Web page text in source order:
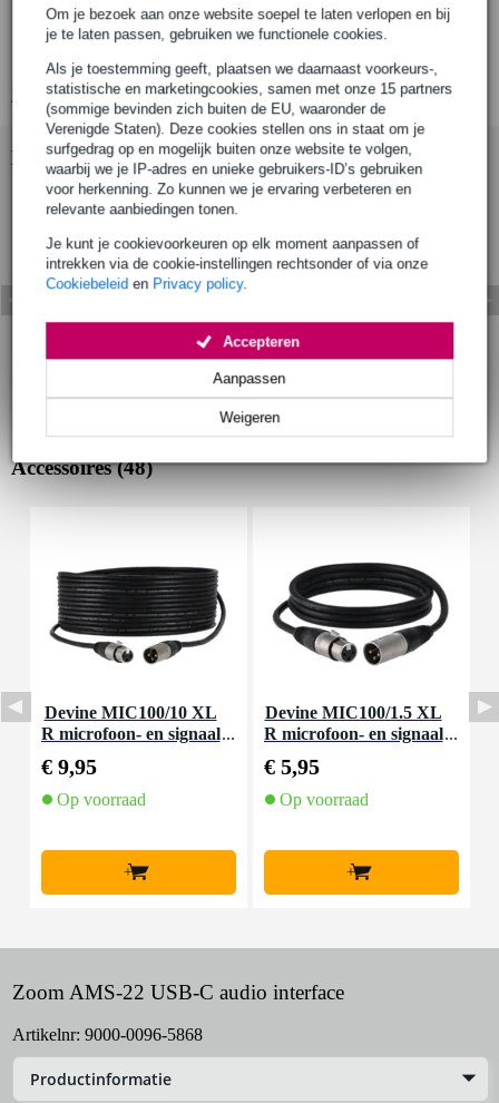
Om je bezoek aan onze website soepel te laten verlopen en bij
je te laten passen, gebruiken we functionele cookies.
Als je toestemming geeft, plaatsen we daarnaast voorkeurs-,
statistische en marketingcookies, samen met onze 15 partners
(sommige bevinden zich buiten de EU, waaronder de
Verenigde Staten). Deze cookies stellen ons in staat om je
surfgedrag op en mogelijk buiten onze website te volgen,
waarbij we je IP-adres en unieke gebruikers-ID’s gebruiken
voor herkenning. Zo kunnen we je ervaring verbeteren en
relevante aanbiedingen tonen.
Je kunt je cookievoorkeuren op elk moment aanpassen of
intrekken via de cookie-instellingen rechtsonder of via onze
Cookiebeleid en Privacy policy.
Weigeren
Aanpassen
Accepteren
uitgangskanalen:
1x stereo (TRS)
1x stereo (hoofdtelefoon)
Bekijk alle productspecificaties
Bekijk ook eens (2)
Accessoires (48)
Devine MIC100/10 XL
R microfoon- en signaal
€ 9,95
Op voorraad
+
Devine MIC100/1.5 XL
R microfoon- en signaal
€ 5,95
Op voorraad
+
Zoom AMS-22 USB-C audio interface
Artikelnr: 9000-0096-5868
Productinformatie